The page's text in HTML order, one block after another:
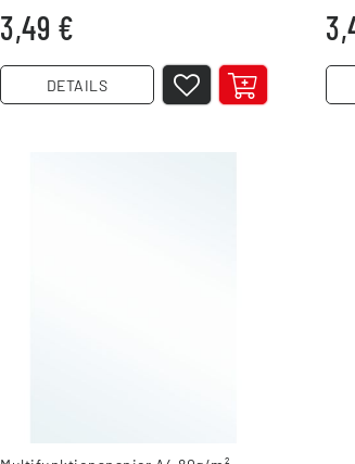
3,49 €
DETAILS